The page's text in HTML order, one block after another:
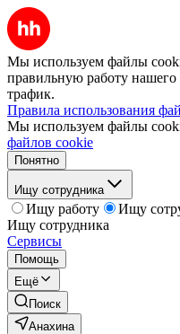
Мы используем файлы
правильную работу нашего
трафик.
Правила использования
Мы используем файлы
файлов cookie
Понятно
Ищу сотрудника
Ищу работу
Ищу
Ищу сотрудника
Сервисы
Помощь
Ещё
Поиск
Анахина